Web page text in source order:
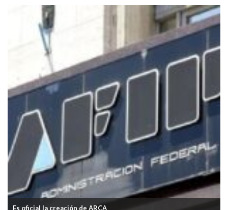
Prorrogan el pago de Ganancias y de Bienes Personales